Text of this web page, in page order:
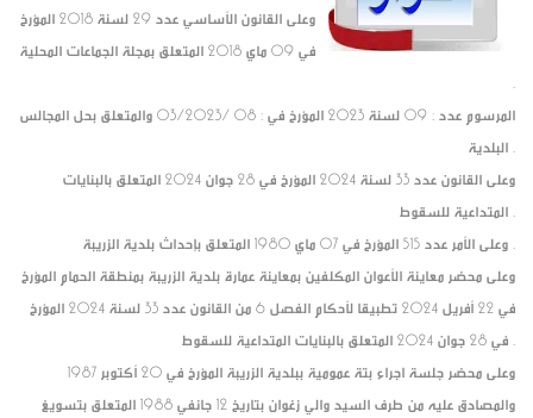
وعلى القانون الأساسي عدد 29 لسنة 2018 المؤرخ
في 09 ماي 2018 المتعلق بمجلة الجماعات المحلية
.
المرسوم عدد : 09 لسنة 2023 المؤرخ في : 08 /03/2023 والمتعلق بحل المجالس
البلدية .
وعلى القانون عدد 33 لسنة 2024 المؤرخ في 28 جوان 2024 المتعلق بالبنايات
المتداعية للسقوط .
وعلى الأمر عدد 515 المؤرخ في 07 ماي 1980 المتعلق بإحداث بلدية الزريبة .
وعلى محضر معاينة الأعوان المكلفين بمعاينة عمارة بلدية الزريبة بمنطقة الحمام المؤرخ
في 22 أفريل 2024 تطبيقا لأحكام الفصل 6 من القانون عدد 33 لسنة 2024 المؤرخ
في 28 جوان 2024 المتعلق بالبنايات المتداعية للسقوط .
وعلى محضر جلسة اجراء بتة عمومية ببلدية الزريبة المؤرخ في 20 أكتوبر 1987
والمصادق عليه من طرف السيد والي زغوان بتاريخ 12 جانفي 1988 المتعلق بتسويغ